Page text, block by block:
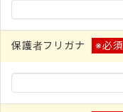
保護者フリガナ ※必須